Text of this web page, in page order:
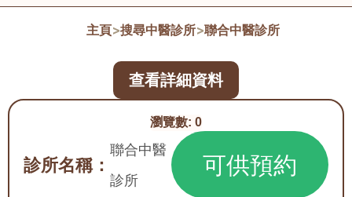
主頁>搜尋中醫診所>聯合中醫診所
瀏覽數: 0
診所名稱：
聯合中醫
診所
可供預約
查看詳細資料